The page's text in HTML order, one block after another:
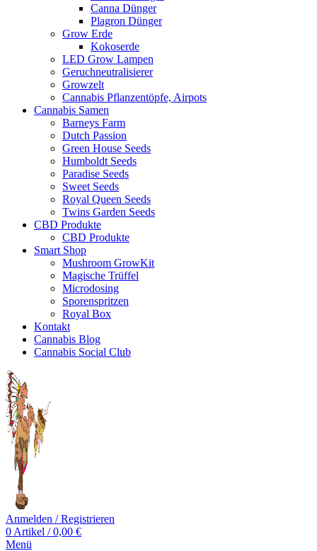
Canna Dünger
Plagron Dünger
Grow Erde
Kokoserde
LED Grow Lampen
Geruchneutralisierer
Growzelt
Cannabis Pflanzentöpfe, Airpots
Cannabis Samen
Barneys Farm
Dutch Passion
Green House Seeds
Humboldt Seeds
Paradise Seeds
Sweet Seeds
Royal Queen Seeds
Twins Garden Seeds
CBD Produkte
CBD Produkte
Smart Shop
Mushroom GrowKit
Magische Trüffel
Microdosing
Sporenspritzen
Royal Box
Kontakt
Cannabis Blog
Cannabis Social Club
Anmelden / Registrieren
0 Artikel / 0,00 €
Menü